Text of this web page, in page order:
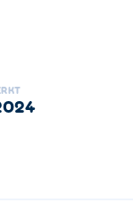
behulp van